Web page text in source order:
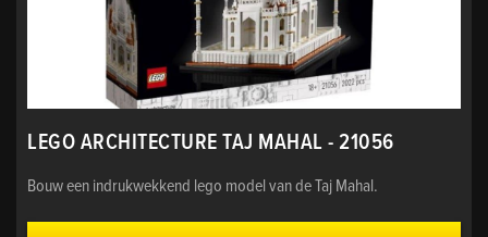
LEGO ARCHITECTURE TAJ MAHAL - 21056
Bouw een indrukwekkend lego model van de Taj Mahal.